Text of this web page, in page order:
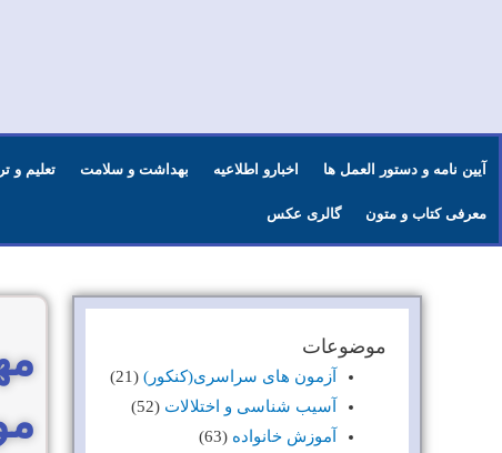
آیین نامه و دستور العمل ها اخبارو اطلاعیه بهداشت و سلامت تعلیم و
معرفی کتاب و متون گالری عکس
موضوعات
آزمون های سراسری(کنکور) (21)
آسیب شناسی و اختلالات (52)
آموزش خانواده (63)